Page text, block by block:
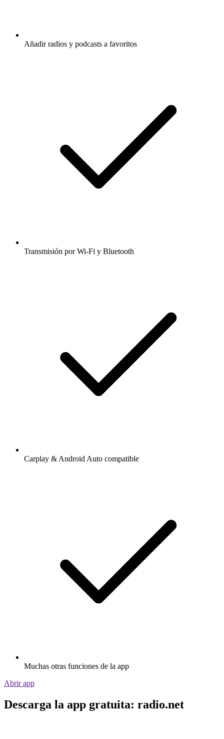
Añadir radios y podcasts a favoritos
Transmisión por Wi-Fi y Bluetooth
Carplay & Android Auto compatible
Muchas otras funciones de la app
Abrir app
Descarga la app gratuita: radio.net